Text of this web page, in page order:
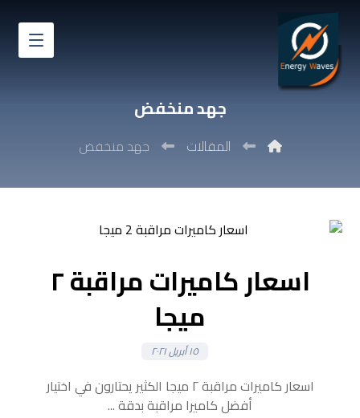
جهد منخفض
المقالات جهد منخفض
اسعار كاميرات مراقبة ٢
ميجا
١٥ أبريل ٢٠٢١
اسعار كاميرات مراقبة ٢ ميجا الكثير يحتارون في اختيار
أفضل كاميرا مراقبة بدقة ...